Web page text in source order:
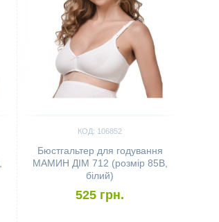
КОД: 106852
Бюстгальтер для годування
МАМИН ДІМ 712 (розмір 85B,
білий)
525 грн.